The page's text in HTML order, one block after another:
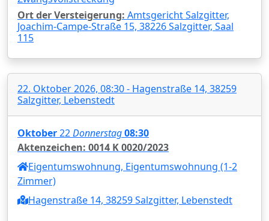
Ort der Versteigerung: Amtsgericht Salzgitter,
Joachim-Campe-Straße 15, 38226 Salzgitter, Saal
115
22. Oktober 2026, 08:30 - Hagenstraße 14, 38259
Salzgitter, Lebenstedt
Oktober22Donnerstag08:30
Aktenzeichen: 0014 K 0020/2023
Eigentumswohnung, Eigentumswohnung (1-2
Zimmer)
Hagenstraße 14, 38259 Salzgitter, Lebenstedt